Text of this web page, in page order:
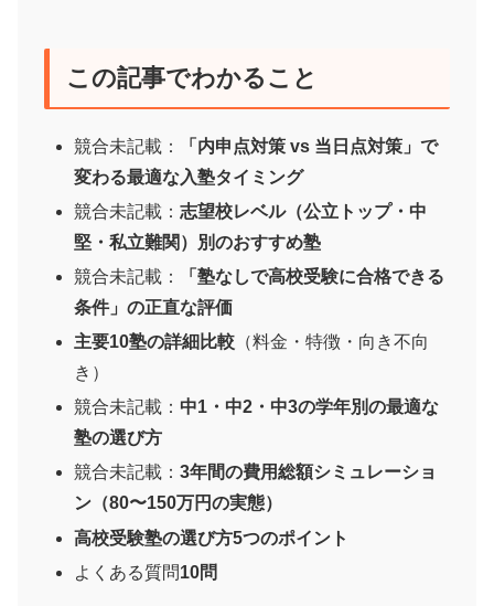
この記事でわかること
競合未記載：
「内申点対策 vs 当日点対策」で
変わる最適な入塾タイミング
競合未記載：志望校レベル（公立トップ・中
堅・私立難関）別のおすすめ塾
競合未記載：
「塾なしで高校受験に合格できる
条件」の正直な評価
主要10塾の詳細比較 （料金・特徴・向き不向
き）
競合未記載： 中1・中2・中3の学年別の最適な
塾の選び方
競合未記載：3年間の費用総額シミュレーショ
ン（80〜150万円の実態）
高校受験塾の選び方5つのポイント
よくある質問10問